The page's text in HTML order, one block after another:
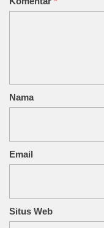
Nama
Email
Situs Web